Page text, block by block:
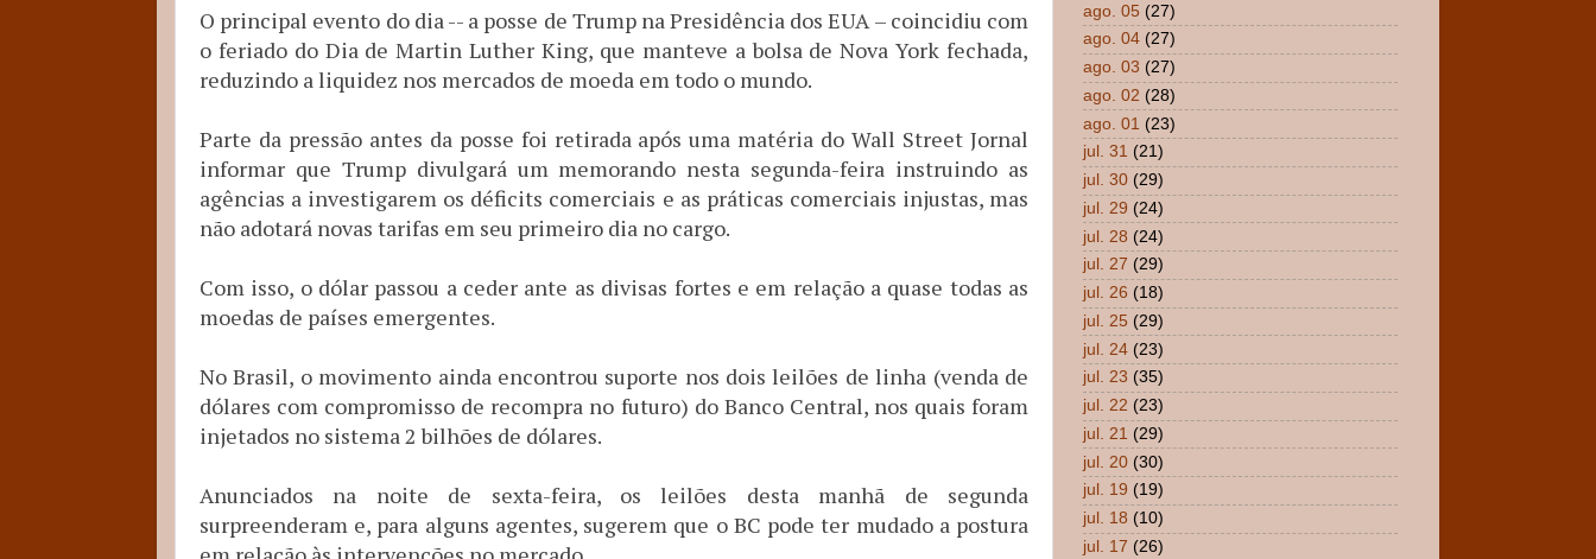
O principal evento do dia -- a posse de Trump na Presidência dos EUA – coincidiu com
o feriado do Dia de Martin Luther King, que manteve a bolsa de Nova York fechada,
reduzindo a liquidez nos mercados de moeda em todo o mundo.
Parte da pressão antes da posse foi retirada após uma matéria do Wall Street Jornal
informar que Trump divulgará um memorando nesta segunda-feira instruindo as
agências a investigarem os déficits comerciais e as práticas comerciais injustas, mas
não adotará novas tarifas em seu primeiro dia no cargo.
Com isso, o dólar passou a ceder ante as divisas fortes e em relação a quase todas as
moedas de países emergentes.
No Brasil, o movimento ainda encontrou suporte nos dois leilões de linha (venda de
dólares com compromisso de recompra no futuro) do Banco Central, nos quais foram
injetados no sistema 2 bilhões de dólares.
Anunciados na noite de sexta-feira, os leilões desta manhã de segunda
surpreenderam e, para alguns agentes, sugerem que o BC pode ter mudado a postura
ago. 05 (27)
ago. 04 (27)
ago. 03 (27)
ago. 02 (28)
ago. 01 (23)
jul. 31 (21)
jul. 30 (29)
jul. 29 (24)
jul. 28 (24)
jul. 27 (29)
jul. 26 (18)
jul. 25 (29)
jul. 24 (23)
jul. 23 (35)
jul. 22 (23)
jul. 21 (29)
jul. 20 (30)
jul. 19 (19)
jul. 18 (10)
jul. 17 (26)